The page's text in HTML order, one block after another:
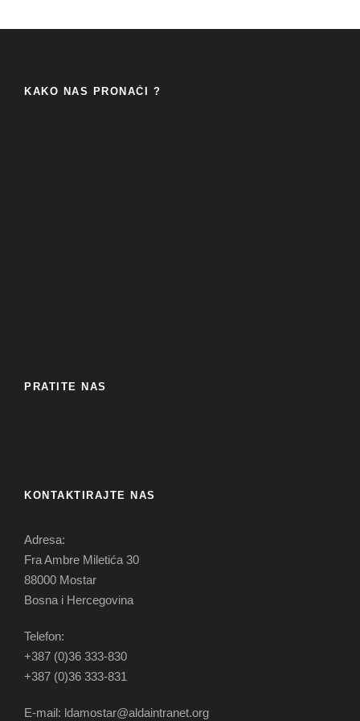
KAKO NAS PRONAĆI ?
PRATITE NAS
KONTAKTIRAJTE NAS
Adresa:
Fra Ambre Miletića 30
88000 Mostar
Bosna i Hercegovina
Telefon:
+387 (0)36 333-830
+387 (0)36 333-831
E-mail: ldamostar@aldaintranet.org